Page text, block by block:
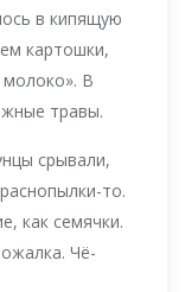
в кипящую
картошки,
В
травы.
срывали,
то.
как семячки.
Чё-